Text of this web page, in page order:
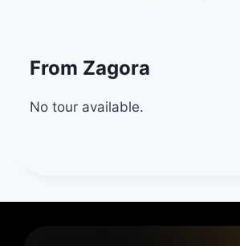
From Zagora
No tour available.